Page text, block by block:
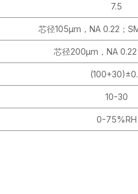
7.5
芯径105μm，NA 0.22；
芯径200μm，NA
10-30
0-75%RH